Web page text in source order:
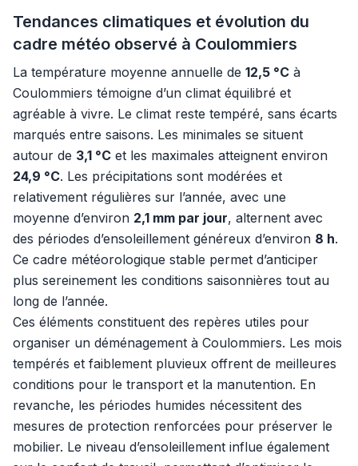
Tendances climatiques et évolution du
cadre météo observé à Coulommiers
La température moyenne annuelle de 12,5 °C à
Coulommiers témoigne d’un climat équilibré et
agréable à vivre. Le climat reste tempéré, sans écarts
marqués entre saisons. Les minimales se situent
autour de 3,1 °C et les maximales atteignent environ
24,9 °C. Les précipitations sont modérées et
relativement régulières sur l’année, avec une
moyenne d’environ 2,1 mm par jour, alternent avec
des périodes d’ensoleillement généreux d’environ 8 h.
Ce cadre météorologique stable permet d’anticiper
plus sereinement les conditions saisonnières tout au
long de l’année.
Ces éléments constituent des repères utiles pour
organiser un déménagement à Coulommiers. Les mois
tempérés et faiblement pluvieux offrent de meilleures
conditions pour le transport et la manutention. En
revanche, les périodes humides nécessitent des
mesures de protection renforcées pour préserver le
mobilier. Le niveau d’ensoleillement influe également